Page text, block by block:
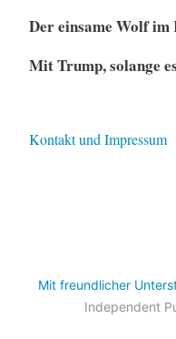
Der einsame Wolf
Mit Trump, solange
Kontakt und Impressum
Mit freundlicher
Independent